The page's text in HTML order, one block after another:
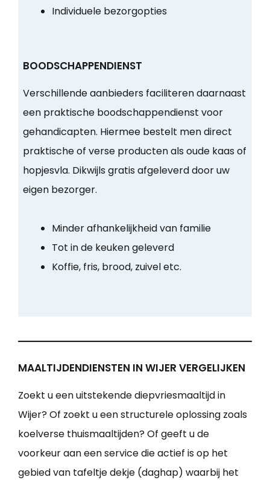
Individuele bezorgopties
BOODSCHAPPENDIENST
Verschillende aanbieders faciliteren daarnaast
een praktische boodschappendienst voor
gehandicapten. Hiermee bestelt men direct
praktische of verse producten als oude kaas of
hopjesvla. Dikwijls gratis afgeleverd door uw
eigen bezorger.
Minder afhankelijkheid van familie
Tot in de keuken geleverd
Koffie, fris, brood, zuivel etc.
MAALTIJDENDIENSTEN IN WIJER VERGELIJKEN
Zoekt u een uitstekende diepvriesmaaltijd in
Wijer? Of zoekt u een structurele oplossing zoals
koelverse thuismaaltijden? Of geeft u de
voorkeur aan een service die actief is op het
gebied van tafeltje dekje (daghap) waarbij het